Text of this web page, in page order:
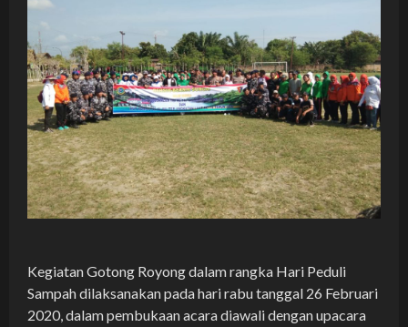
Kegiatan Gotong Royong dalam rangka Hari Peduli
Sampah dilaksanakan pada hari rabu tanggal 26 Februari
2020, dalam pembukaan acara diawali dengan upacara